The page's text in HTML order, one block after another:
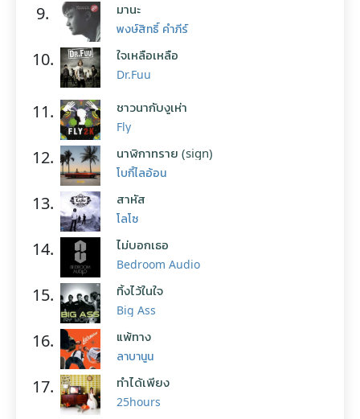
9. มานะ
พงษ์สิทธิ์ คำภีร์
10. ใจเหลือเหลือ
Dr.Fuu
11. ชาวนากับงูเห่า
Fly
12. นาฬิกาทราย (sign)
โบกี้ไลอ้อน
13. สาหัส
โลโซ
14. ไม่บอกเธอ
Bedroom Audio
15. ทิ้งไว้ในใจ
Big Ass
16. แพ้ทาง
ลาบานูน
17. ทำได้เพียง
25hours